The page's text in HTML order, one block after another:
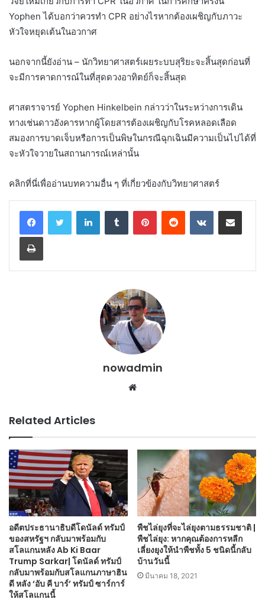
Yophen ได้บอกว่าควรทำ CPR อย่างไรหากต้องเผชิญกับภาวะ
หัวใจหยุดเต้นในอวกาศ
นอกจากนี้ยังอ่าน – นักวิทยาศาสตร์เผยระบบสุริยะจะสิ้นสุดก่อนที่
จะมีการคาดการณ์ในที่สุดดวงอาทิตย์ก็จะสิ้นสุด
ศาสตราจารย์ Yophen Hinkelbein กล่าวว่าในระหว่างการเดิน
ทางเช่นดาวอังคารหากผู้โดยสารต้องเผชิญกับโรคหลอดเลือด
สมองการบาดเจ็บหรือการเป็นพิษในกรณีฉุกเฉินมีความเป็นไปได้ที่
จะหัวใจวายในสถานการณ์เหล่านั้น
คลิกที่นี่เพื่ออ่านบทความอื่น ๆ ที่เกี่ยวข้องกับวิทยาศาสตร์
LinkedInTumblr PinterestReddit VKontakteShare via Email
Print
nowadmin
Website
Related Articles
อดีตประธานาธิบดีโดนัลด์ ทรัมป์
ของสหรัฐฯ กลับมาพร้อมกับ
สโลแกนหลัง Ab Ki Baar
Trump Sarkar| โดนัลด์ ทรัมป์
กลับมาพร้อมกับสโลแกนภาษาฮิน
ดี หลัง ‘อับ คี บาร์’ ทรัมป์ ซาร์การ์
ให้สโลแกนนี้
พืชไล่ยุงที่จะไล่ยุงตามธรรมชาติ |
พืชไล่ยุง: หากคุณต้องการหลีก
เลี่ยงยุงให้นำพืชทั้ง 5 ชนิดนี้กลับ
บ้านวันนี้
มีนาคม 18, 2021